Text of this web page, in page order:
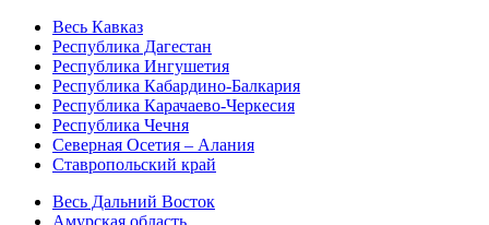
Весь Кавказ
Республика Дагестан
Республика Ингушетия
Республика Кабардино-Балкария
Республика Карачаево-Черкесия
Республика Чечня
Северная Осетия – Алания
Ставропольский край
Весь Дальний Восток
Амурская область